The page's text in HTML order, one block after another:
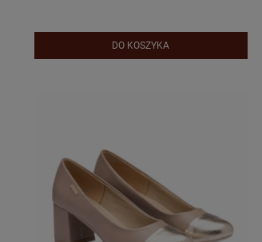
DO KOSZYKA